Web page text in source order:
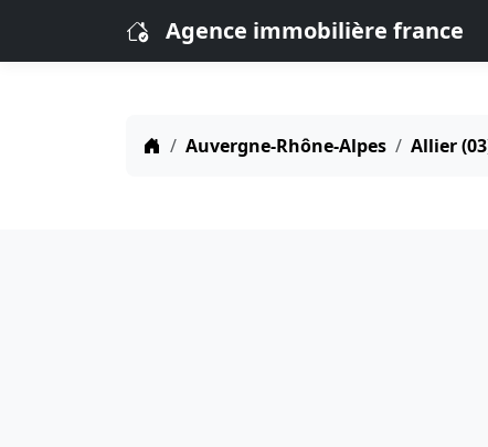
Agence immobilière france
Auvergne-Rhône-Alpes Allier